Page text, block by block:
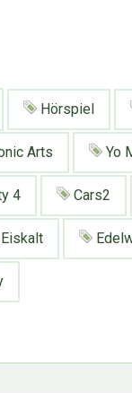
Hörspiel
Arts Yo
4 Cars2
Eiskalt